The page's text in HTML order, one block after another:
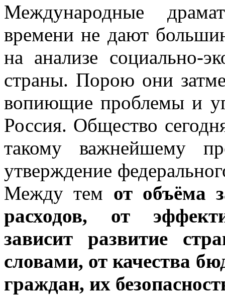
Международные
времени не дают
на анализе социально-
страны. Порою они
вопиющие проблемы и
Россия. Общество
такому важнейшему
утверждение
Между тем от объёма
расходов, от
зависит развитие
словами, от качества
граждан, их